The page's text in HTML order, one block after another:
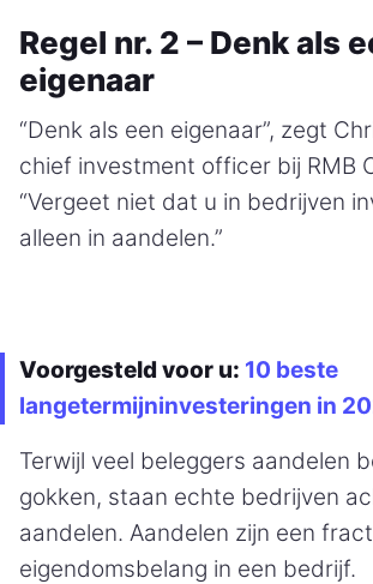
Regel nr. 2 – Denk als
eigenaar
“Denk als een eigenaar”, zegt
chief investment officer bij RMB
“Vergeet niet dat u in bedrijven
alleen in aandelen.”
Voorgesteld voor u: 10 beste
langetermijninvesteringen in
Terwijl veel beleggers aandelen
gokken, staan echte bedrijven
aandelen. Aandelen zijn een
eigendomsbelang in een bedrijf.